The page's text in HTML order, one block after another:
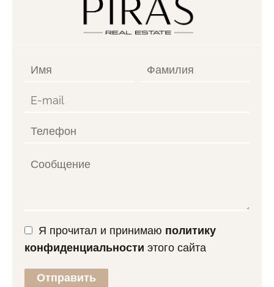
Я прочитал и принимаю политику
конфиденциальности этого сайта
Отправить